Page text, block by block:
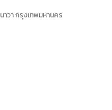
าวา กรุงเทพมหานคร